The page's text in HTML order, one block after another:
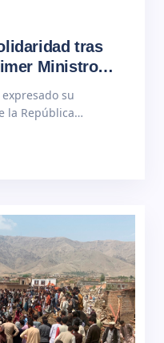
tras
Ministro
su
la República
Robert Fico. A